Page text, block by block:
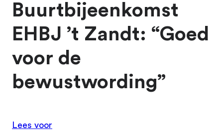
Buurtbijeenkomst
EHBJ ’t Zandt: “Goed
voor de
bewustwording”
Lees voor